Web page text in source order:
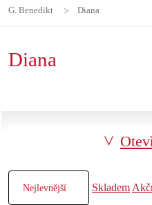
G. Benedikt
Diana
Diana
Skladem